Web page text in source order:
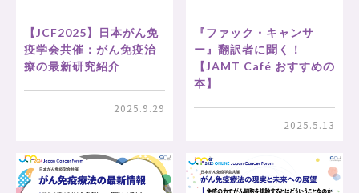
【JCF2025】日本がん免
疫学会共催：がん免疫治
療の最新研究紹介
2025.9.29
『ファック・キャンサ
ー』翻訳者に聞く！
【JAMT Café おすすめの
本】
2025.5.13